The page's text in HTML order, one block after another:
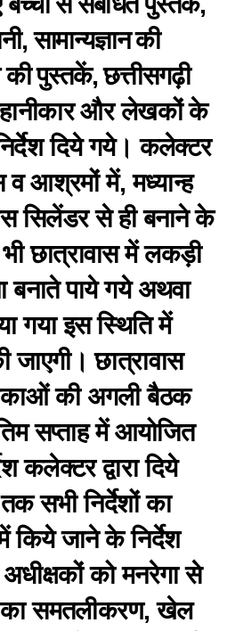
सामान्यज्ञान की
पुस्तकें, छत्तीसगढ़ी
और लेखकों के
दिये गये। कलेक्टर
व आश्रमों में, मध्यान्ह
सिलेंडर से ही बनाने के
भी छात्रावास में लकड़ी
बनाते पाये गये अथवा
गया इस स्थिति में
जाएगी। छात्रावास
की अगली बैठक
सप्ताह में आयोजित
कलेक्टर द्वारा दिये
सभी निर्देशों का
किये जाने के निर्देश
को मनरेगा से
का समतलीकरण, खेल